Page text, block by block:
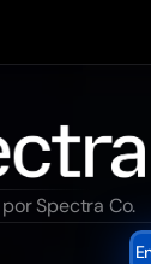
Spectra Co.